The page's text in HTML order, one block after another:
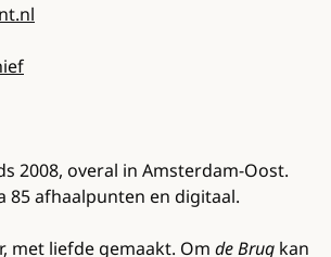
2008, overal in Amsterdam-Oost.
85 afhaalpunten en digitaal.
met liefde gemaakt. Om de Brug kan